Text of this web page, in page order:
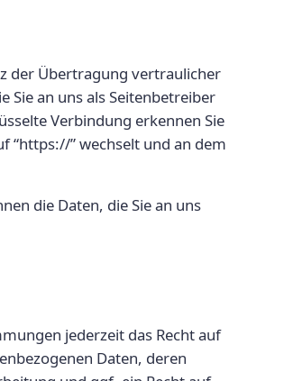
der Übertragung vertraulicher
Sie an uns als Seitenbetreiber
Verbindung erkennen Sie
“https://” wechselt und an dem
die Daten, die Sie an uns
jederzeit das Recht auf
Daten, deren